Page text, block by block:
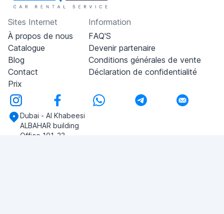
Sites Internet
À propos de nous
Catalogue
Blog
Contact
Prix
Information
FAQ'S
Devenir partenaire
Conditions générales de vente
Déclaration de confidentialité
Dubai - Al Khabeesi
ALBAHAR building
Office 101-33